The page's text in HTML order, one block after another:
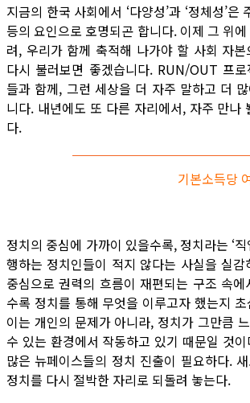
지금의 한국 사회에서 ‘다양성’과 ‘정체성’은
등의 요인으로 호명되곤 합니다. 이제 그 위
려, 우리가 함께 축적해 나가야 할 사회 자본
다시 불러보면 좋겠습니다. RUN/OUT 프
들과 함께, 그런 세상을 더 자주 말하고 더
니다. 내년에도 또 다른 자리에서, 자주 만나
다.
기본소득당
정치의 중심에 가까이 있을수록, 정치라는 ‘
행하는 정치인들이 적지 않다는 사실을 실
중심으로 권력의 흐름이 재편되는 구조 속에
수록 정치를 통해 무엇을 이루고자 했는지
이는 개인의 문제가 아니라, 정치가 그만큼
수 있는 환경에서 작동하고 있기 때문일 것
많은 뉴페이스들의 정치 진출이 필요하다.
정치를 다시 절박한 자리로 되돌려 놓는다.